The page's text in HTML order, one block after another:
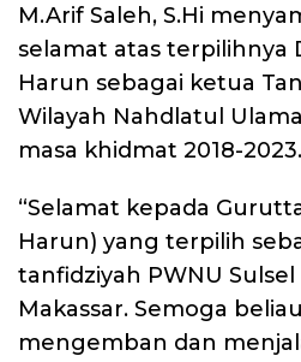
M.Arif Saleh, S.Hi
selamat atas terpilihnya
Harun sebagai ketua
Wilayah Nahdlatul
masa khidmat 2018-2023.
“Selamat kepada
Harun) yang terpilih
tanfidziyah PWNU
Makassar. Semoga
mengemban dan